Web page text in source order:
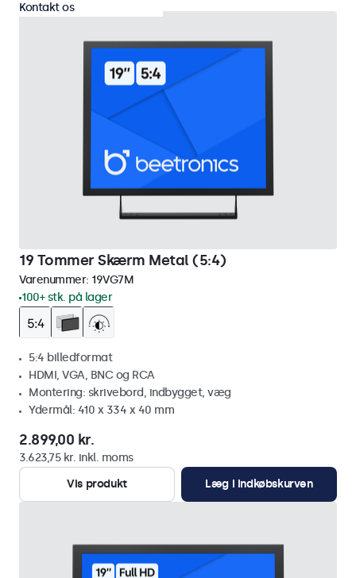
19 Tommer Skærm Metal (5:4)
Varenummer: 19VG7M
100+ stk. på lager
5:4 billedformat
HDMI, VGA, BNC og RCA
Montering: skrivebord, indbygget, væg
Ydermål: 410 x 334 x 40 mm
2.899,00 kr.
3.623,75 kr. inkl. moms
Vis produkt
Læg i indkøbskurven
Kontakt os